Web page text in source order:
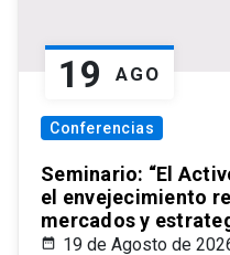
19 AGO
Conferencias
Seminario: “El
el envejecimiento
mercados y
19 de Agosto de